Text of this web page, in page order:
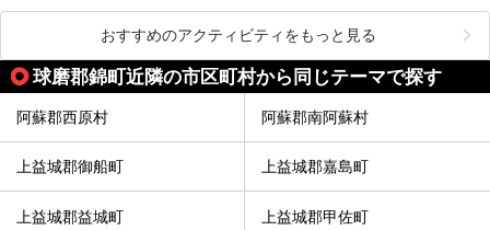
おすすめのアクティビティをもっと見る
球磨郡錦町近隣の市区町村から同じテーマで探す
阿蘇郡西原村 阿蘇郡南阿蘇村
上益城郡御船町 上益城郡嘉島町
上益城郡益城町 上益城郡甲佐町